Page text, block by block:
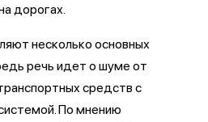
дорогах.
несколько основных
речь идет о шуме от
средств с
По мнению